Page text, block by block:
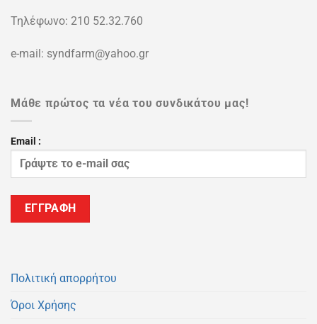
Τηλέφωνο: 210 52.32.760
e-mail: syndfarm@yahoo.gr
Μάθε πρώτος τα νέα του συνδικάτου μας!
Email :
Πολιτική απορρήτου
Όροι Χρήσης